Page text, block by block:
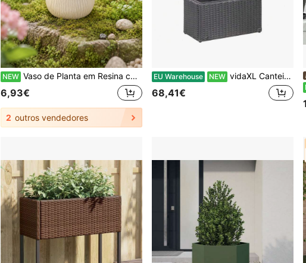
NEW Vaso de Planta em Resina com Forma de Cogumelo com Bolinhas Vermelhas, Recipiente para Suculentas, Cactos e Pequenas Plantas Verdes, para Interior, Janela, Varanda, Secretária, Exterior, Jardim, Pátio e Quintal, Decoração para Exibição de Plantas
6,93€
2 outros vendedores
EU Warehouse NEW vidaXL Canteiro elevado com treliça, 2 vasos, floreira, jardineira, vaso de flores, treliça de jardim, suporte para plantas trepadeiras, jardineira, 58x30x107cm, rattan sintético, preto
68,41€